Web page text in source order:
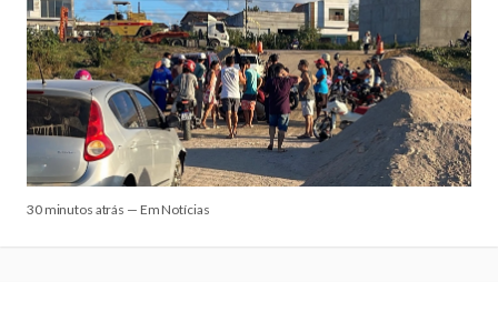
30 minutos atrás — Em Notícias